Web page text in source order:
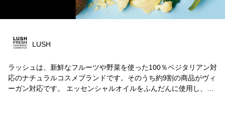
LUSH
ラッシュは、新鮮なフルーツや野菜を使った100％ベジタリアン対
応のナチュラルコスメブランドです。そのうち約9割の商品がヴィ
ーガン対応です。 エッセンシャルオイルをふんだんに使用し、動